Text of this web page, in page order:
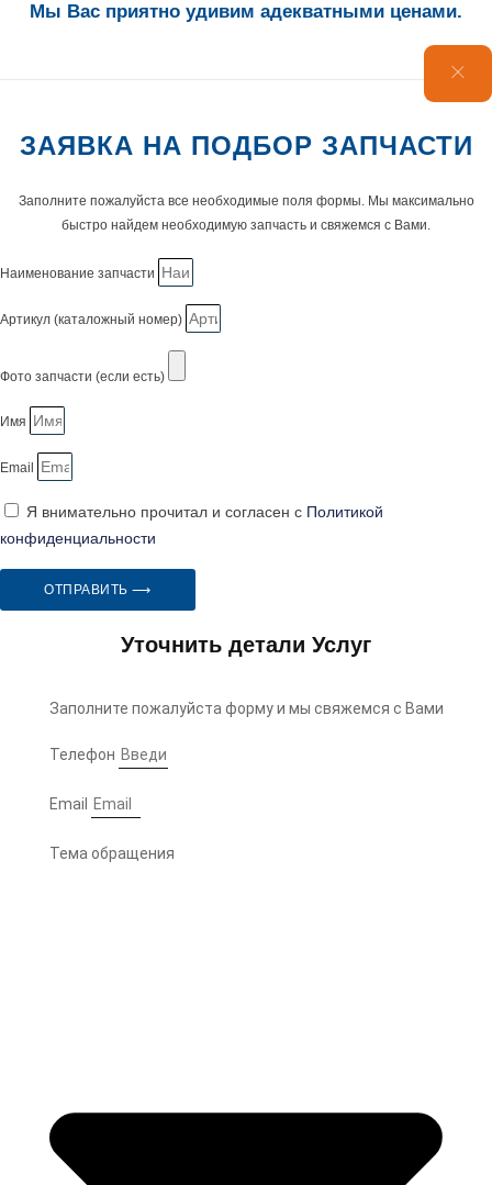
Мы Вас приятно удивим адекватными ценами.
ЗАЯВКА НА ПОДБОР ЗАПЧАСТИ
Заполните пожалуйста все необходимые поля формы. Мы максимально
быстро найдем необходимую запчасть и свяжемся с Вами.
Наименование запчасти
Артикул (каталожный номер)
Фото запчасти (если есть)
Имя
Email
Я внимательно прочитал и согласен с Политикой
конфиденциальности
ОТПРАВИТЬ ⟶
Уточнить детали Услуг
Заполните пожалуйста форму и мы свяжемся с Вами
Телефон
Email
Тема обращения